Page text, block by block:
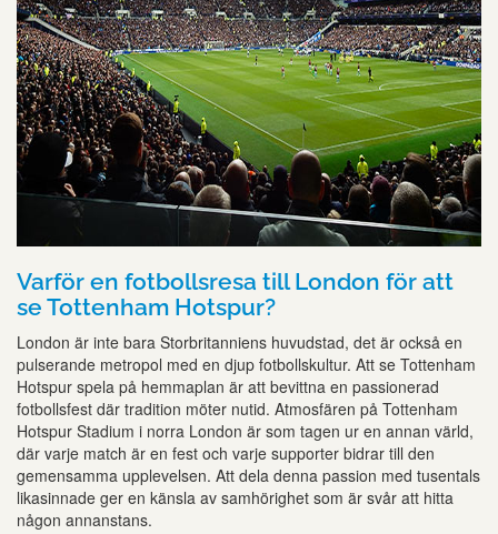
Varför en fotbollsresa till London för att
se Tottenham Hotspur?
London är inte bara Storbritanniens huvudstad, det är också en
pulserande metropol med en djup fotbollskultur. Att se Tottenham
Hotspur spela på hemmaplan är att bevittna en passionerad
fotbollsfest där tradition möter nutid. Atmosfären på Tottenham
Hotspur Stadium i norra London är som tagen ur en annan värld,
där varje match är en fest och varje supporter bidrar till den
gemensamma upplevelsen. Att dela denna passion med tusentals
likasinnade ger en känsla av samhörighet som är svår att hitta
någon annanstans.